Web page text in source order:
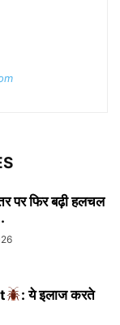
फिर बढ़ी हलचल
: ये इलाज करते